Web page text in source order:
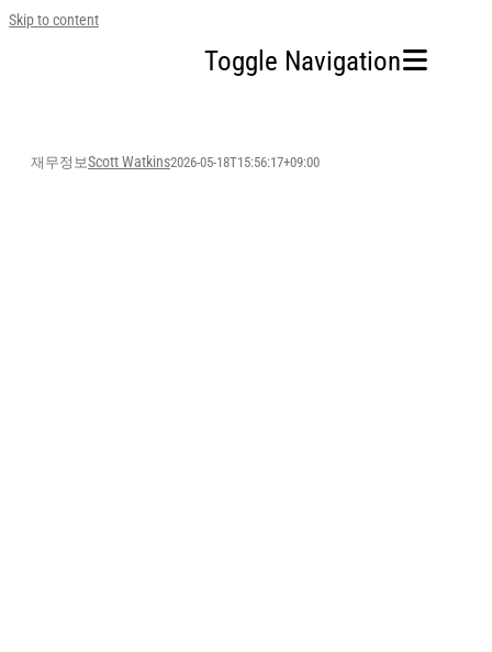
Skip to content
Toggle Navigation
재무정보Scott Watkins2026-05-18T15:56:17+09:00